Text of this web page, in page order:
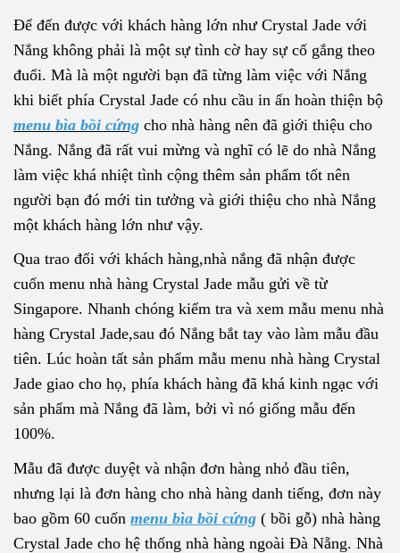
Để đến được với khách hàng lớn như Crystal Jade với
Nắng không phải là một sự tình cờ hay sự cố gắng theo
đuổi. Mà là một người bạn đã từng làm việc với Nắng
khi biết phía Crystal Jade có nhu cầu in ấn hoàn thiện bộ
menu bìa bồi cứng cho nhà hàng nên đã giới thiệu cho
Nắng. Nắng đã rất vui mừng và nghĩ có lẽ do nhà Nắng
làm việc khá nhiệt tình cộng thêm sản phẩm tốt nên
người bạn đó mới tin tưởng và giới thiệu cho nhà Nắng
một khách hàng lớn như vậy.
Qua trao đổi với khách hàng,nhà nắng đã nhận được
cuốn menu nhà hàng Crystal Jade mẫu gửi về từ
Singapore. Nhanh chóng kiểm tra và xem mẫu menu nhà
hàng Crystal Jade,sau đó Nắng bắt tay vào làm mẫu đầu
tiên. Lúc hoàn tất sản phẩm mẫu menu nhà hàng Crystal
Jade giao cho họ, phía khách hàng đã khá kinh ngạc với
sản phẩm mà Nắng đã làm, bởi vì nó giống mẫu đến
100%.
Mẫu đã được duyệt và nhận đơn hàng nhỏ đầu tiên,
nhưng lại là đơn hàng cho nhà hàng danh tiếng, đơn này
bao gồm 60 cuốn menu bìa bồi cứng ( bồi gỗ) nhà hàng
Crystal Jade cho hệ thống nhà hàng ngoài Đà Nẵng. Nhà